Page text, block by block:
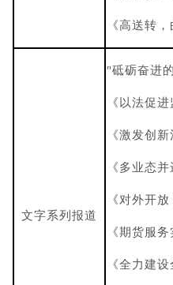
《高送转
文字系列报道
"砥砺奋进
《以法促
《激发创
《多业态
《对外开
《期货服
《全力建